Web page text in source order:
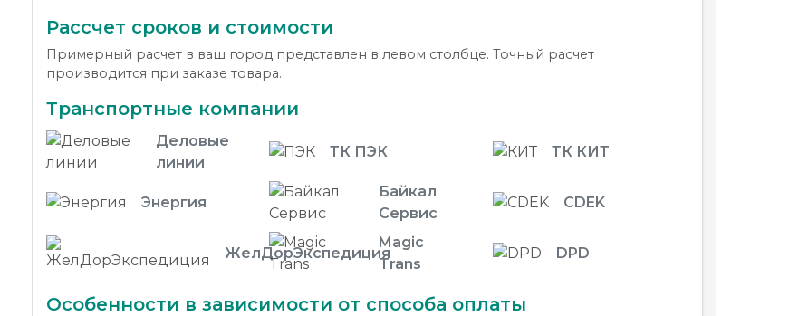
Рассчет сроков и стоимости
Примерный расчет в ваш город представлен в левом столбце. Точный расчет
производится при заказе товара.
Транспортные компании
Деловые
линии
ТК ПЭК ТК КИТ
Энергия
Байкал
Сервис
CDEK
ЖелДорЭкспедиция
Magic
Trans
DPD
Особенности в зависимости от способа оплаты